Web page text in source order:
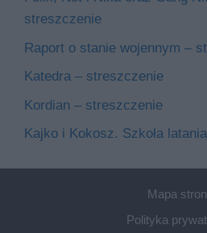
streszczenie
Raport o stanie wojennym –
Katedra – streszczenie
Kordian – streszczenie
Kajko i Kokosz. Szkoła
Mapa
Polityka